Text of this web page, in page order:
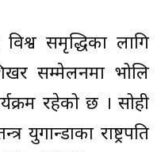
विश्व समृद्धिका लागि
सम्मेलनमा भोलि
रहेको छ । सोही
युगान्डाका राष्ट्रपति